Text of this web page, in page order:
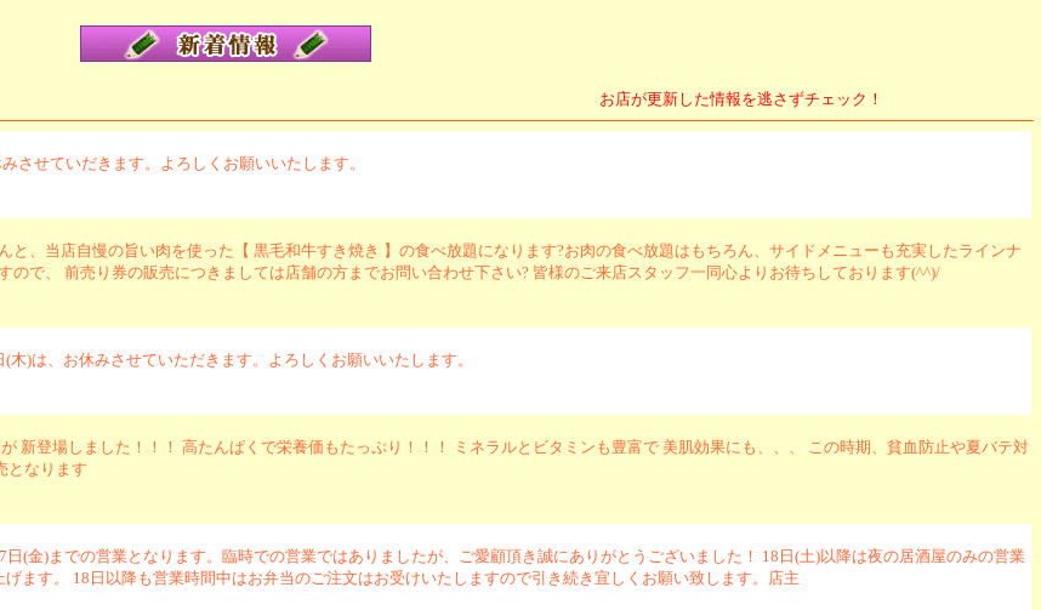
お店が更新した情報を逃さずチェック！
させていだきます。よろしくお願いいたします。
、当店自慢の旨い肉を使った【 黒毛和牛すき焼き 】の食べ放題になります?お肉の食べ放題はもちろん、サイドメニューも充実したラインナ
ので、 前売り券の販売につきましては店舗の方までお問い合わせ下さい? 皆様のご来店スタッフ一同心よりお待ちしております(^^)/
)は、お休みさせていただきます。よろしくお願いいたします。
新登場しました！！！ 高たんぱくで栄養価もたっぷり！！！ ミネラルとビタミンも豊富で 美肌効果にも、、、 この時期、貧血防止や夏バテ対
なります
(金)までの営業となります。臨時での営業ではありましたが、ご愛顧頂き誠にありがとうございました！ 18日(土)以降は夜の居酒屋のみの営業
ます。 18日以降も営業時間中はお弁当のご注文はお受けいたしますので引き続き宜しくお願い致します。店主